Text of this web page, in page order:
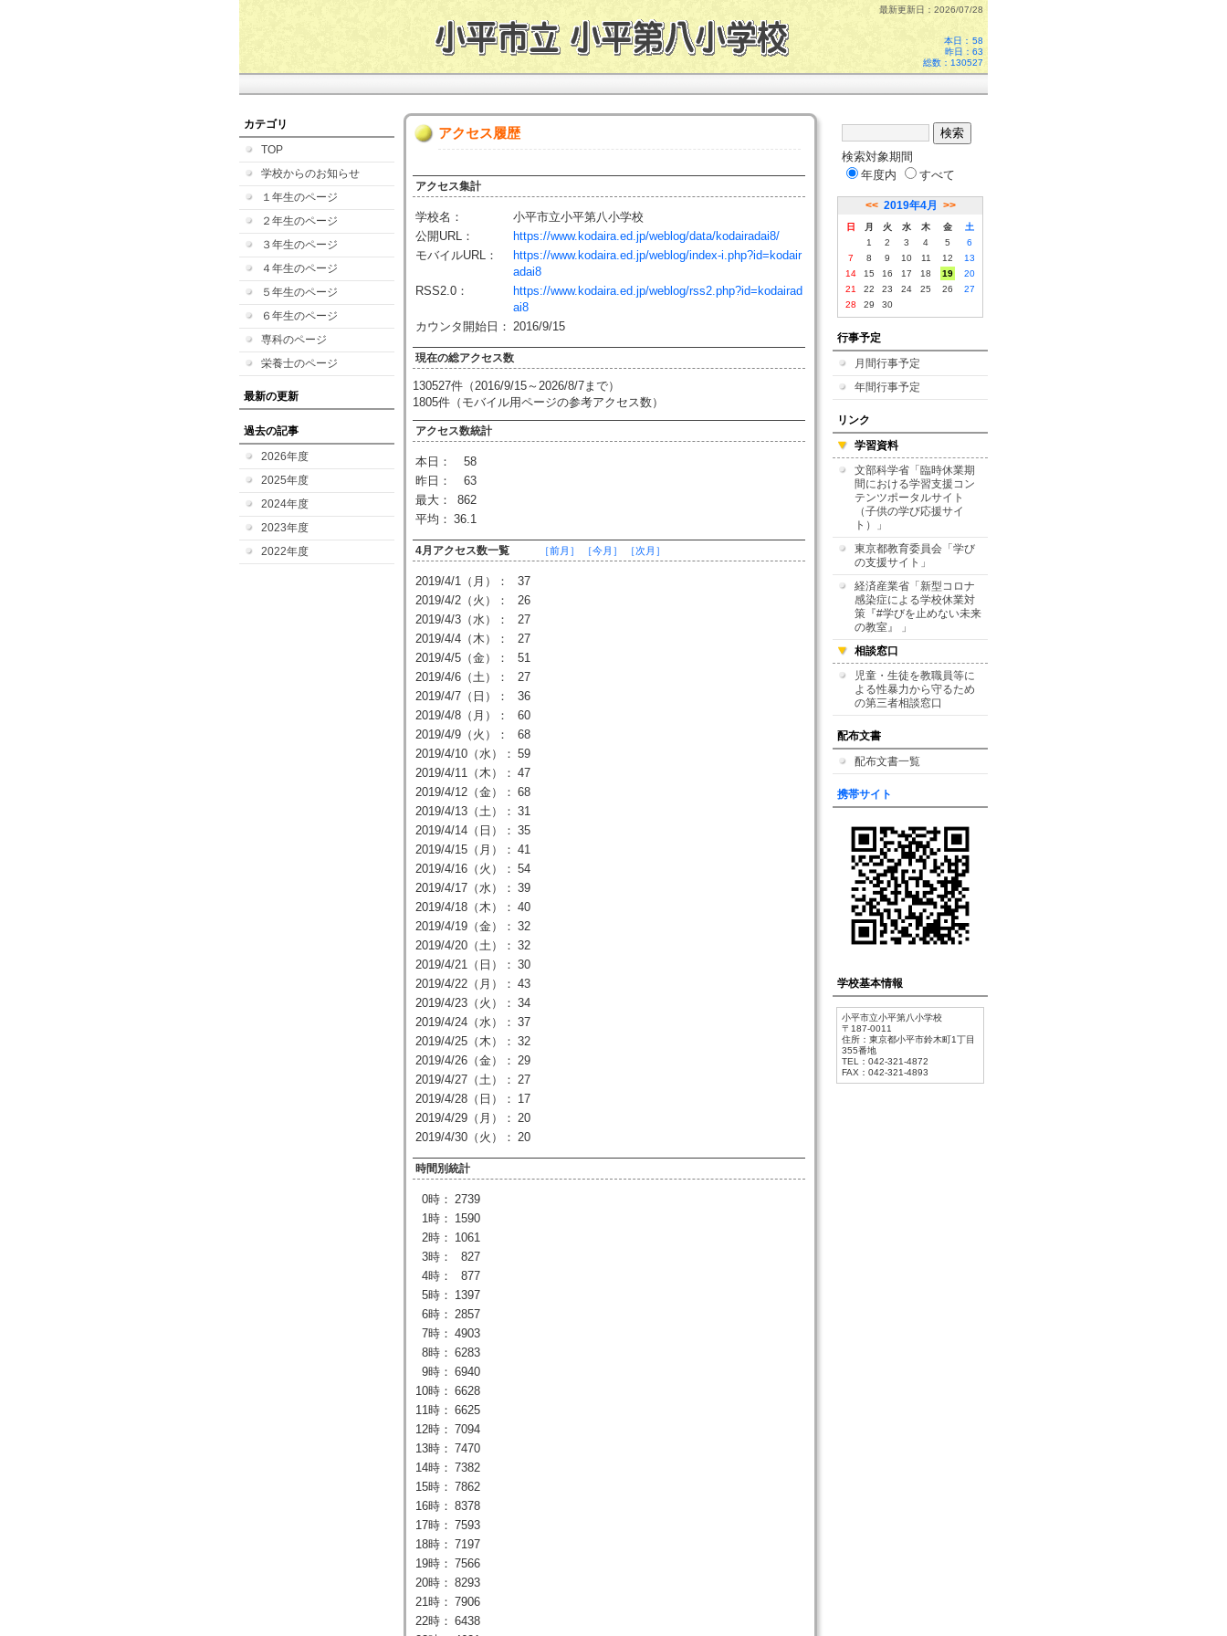
最新更新日：2026/07/28
本日： 58
昨日：63
総数：130527
カテゴリ
TOP
学校からのお知らせ
１年生のページ
２年生のページ
３年生のページ
４年生のページ
５年生のページ
６年生のページ
専科のページ
栄養士のページ
最新の更新
過去の記事
2026年度
2025年度
2024年度
2023年度
2022年度
アクセス履歴
アクセス集計
学校名：
小平市立小平第八小学校
公開URL：
https://www.kodaira.ed.jp/weblog/data/kodairadai8/
モバイルURL：
https://www.kodaira.ed.jp/weblog/index-i.php?id=kodair
adai8
RSS2.0：
https://www.kodaira.ed.jp/weblog/rss2.php?id=kodairad
ai8
カウンタ開始日： 2016/9/15
現在の総アクセス数
130527件（2016/9/15～2026/8/7まで）
1805件（モバイル用ページの参考アクセス数）
アクセス数統計
本日：
58
昨日：
63
最大：
862
平均： 36.1
4月アクセス数一覧 ［前月］ ［今月］ ［次月］
2019/4/1（月）：
37
2019/4/2（火）：
26
2019/4/3（水）：
27
2019/4/4（木）：
27
2019/4/5（金）：
51
2019/4/6（土）：
27
2019/4/7（日）：
36
2019/4/8（月）：
60
2019/4/9（火）：
68
2019/4/10（水）： 59
2019/4/11（木）： 47
2019/4/12（金）： 68
2019/4/13（土）： 31
2019/4/14（日）： 35
2019/4/15（月）： 41
2019/4/16（火）： 54
2019/4/17（水）： 39
2019/4/18（木）： 40
2019/4/19（金）： 32
2019/4/20（土）： 32
2019/4/21（日）： 30
2019/4/22（月）： 43
2019/4/23（火）： 34
2019/4/24（水）： 37
2019/4/25（木）： 32
2019/4/26（金）： 29
2019/4/27（土）： 27
2019/4/28（日）： 17
2019/4/29（月）： 20
2019/4/30（火）： 20
時間別統計
0時： 2739
1時： 1590
2時： 1061
3時：
827
4時：
877
5時： 1397
6時： 2857
7時： 4903
8時： 6283
9時： 6940
10時： 6628
11時： 6625
12時： 7094
13時： 7470
14時： 7382
15時： 7862
16時： 8378
17時： 7593
18時： 7197
19時： 7566
20時： 8293
21時： 7906
22時： 6438
検索対象期間
年度内
すべて
<< 2019年4月 >>
日 月 火 水 木 金
土
1
2 3 4 5
6
7
8 9 10 11 12
13
14
15 16 17 18 19
20
21
22 23 24 25 26
27
28
29 30
行事予定
月間行事予定
年間行事予定
リンク
学習資料
文部科学省「臨時休業期
間における学習支援コン
テンツポータルサイト
（子供の学び応援サイ
ト）」
東京都教育委員会「学び
の支援サイト」
経済産業省「新型コロナ
感染症による学校休業対
策『#学びを止めない未来
の教室』 」
相談窓口
児童・生徒を教職員等に
よる性暴力から守るため
の第三者相談窓口
配布文書
配布文書一覧
携帯サイト
学校基本情報
小平市立小平第八小学校
〒187-0011
住所：東京都小平市鈴木町1丁目
355番地
TEL：042-321-4872
FAX：042-321-4893